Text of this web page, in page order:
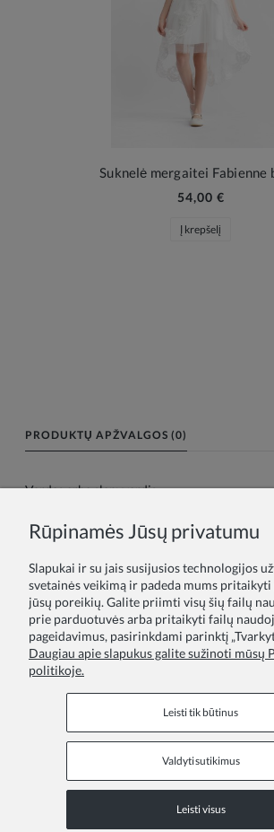
Suknelė mergaitei Fabienne
54,00 €
Į krepšelį
PRODUKTŲ APŽVALGOS (0)
Vardas arba slapyvardis:
Rūpinamės Jūsų privatumu
Slapukai ir su jais susijusios technologijos
svetainės veikimą ir padeda mums
jūsų poreikių. Galite priimti visų šių failų
prie parduotuvės arba pritaikyti failų
pageidavimus, pasirinkdami parinktį
Daugiau apie slapukus galite sužinoti mūsų
politikoje.
Leisti tik būtinus
Valdyti sutikimus
Leisti visus